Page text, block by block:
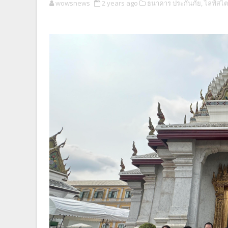
wowsnews 2 years ago ธนาคาร ประกันภัย, ไลฟ์สไ